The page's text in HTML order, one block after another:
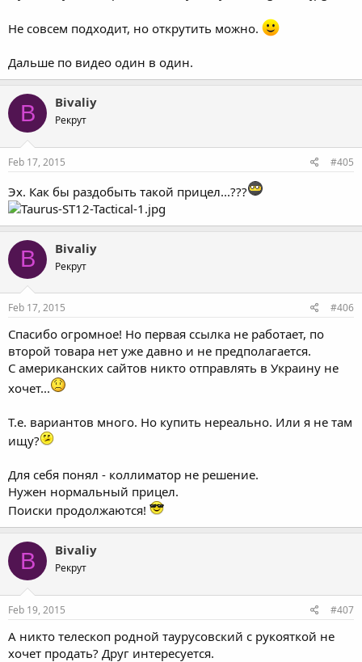
Не совсем подходит, но открутить можно.
Дальше по видео один в один.
B Bivaliy
Рекрут
Feb 17, 2015 #405
Эх. Как бы раздобыть такой прицел...???
B Bivaliy
Рекрут
Feb 17, 2015 #406
Спасибо огромное! Но первая ссылка не работает, по
второй товара нет уже давно и не предполагается.
С американских сайтов никто отправлять в Украину не
хочет...
Т.е. вариантов много. Но купить нереально. Или я не там
ищу?
Для себя понял - коллиматор не решение.
Нужен нормальный прицел.
Поиски продолжаются!
B Bivaliy
Рекрут
Feb 19, 2015 #407
А никто телескоп родной таурусовский с рукояткой не
хочет продать? Друг интересуется.